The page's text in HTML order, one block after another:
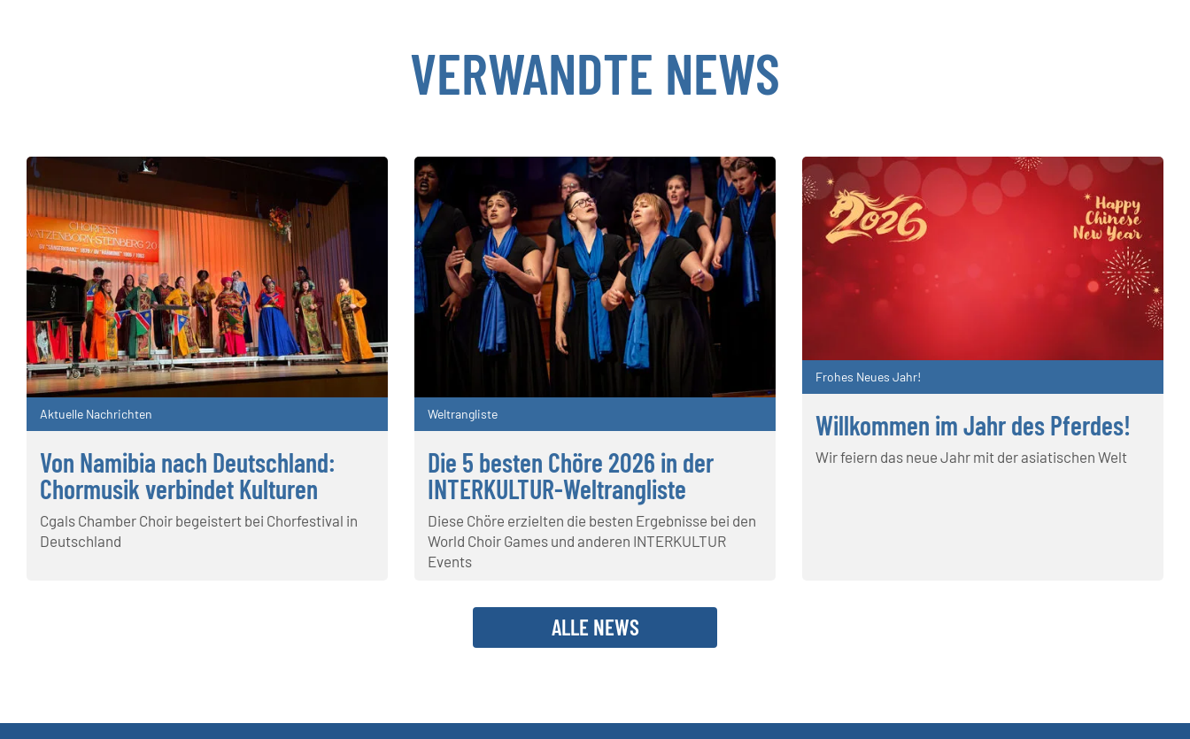
VERWANDTE NEWS
Aktuelle Nachrichten
Von Namibia nach Deutschland:
Chormusik verbindet Kulturen
Cgals Chamber Choir begeistert bei Chorfestival in
Deutschland
Weltrangliste
Die 5 besten Chöre 2026 in der
INTERKULTUR-Weltrangliste
Diese Chöre erzielten die besten Ergebnisse bei den
World Choir Games und anderen INTERKULTUR
Events
Frohes Neues Jahr!
Willkommen im Jahr des Pferdes!
Wir feiern das neue Jahr mit der asiatischen Welt
ALLE NEWS